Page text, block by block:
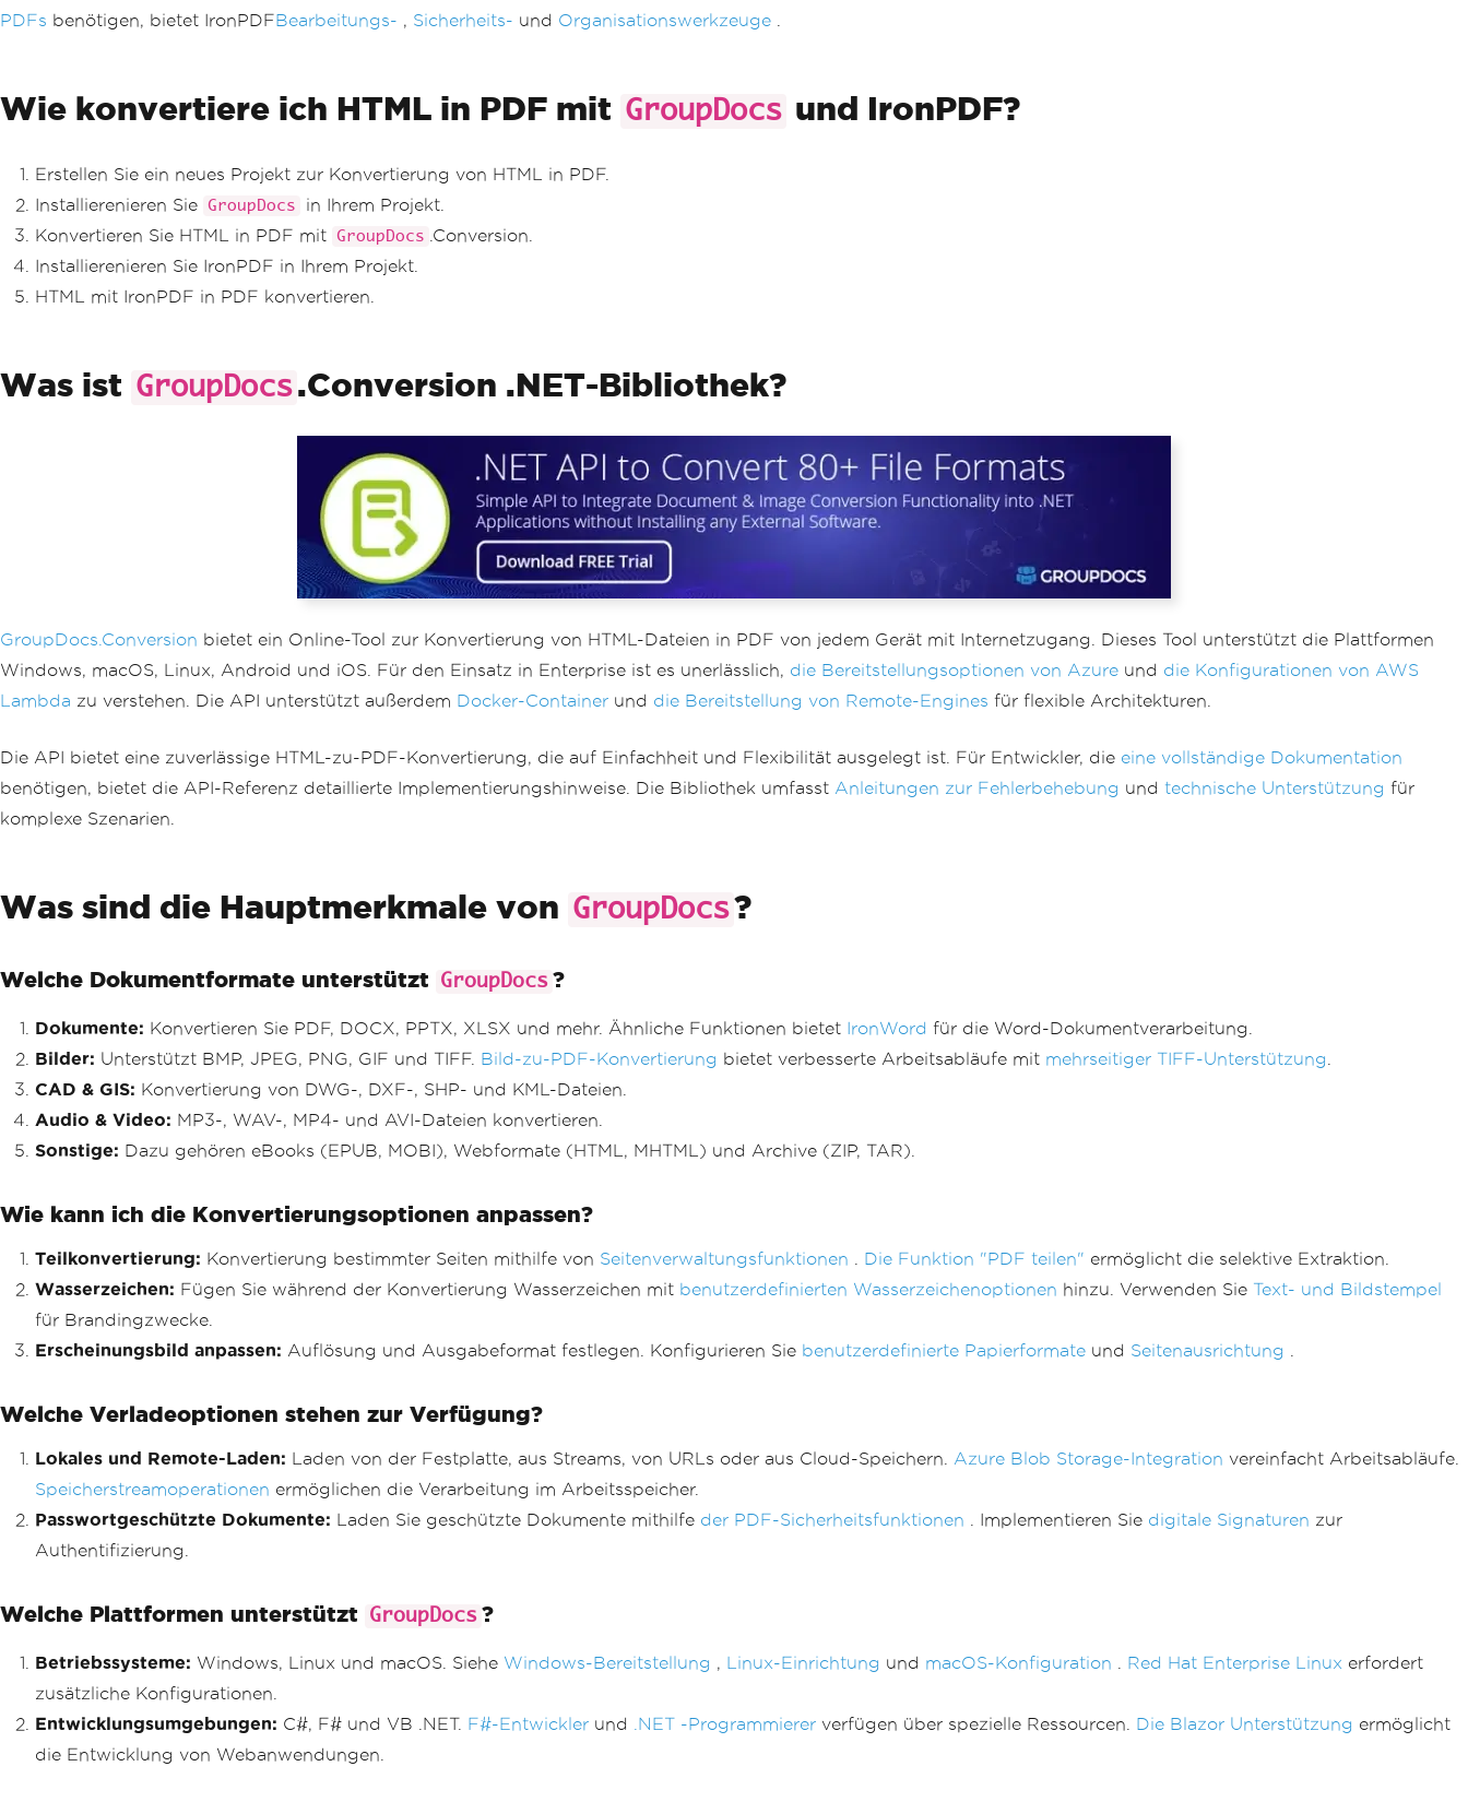
PDFs benötigen, bietet IronPDFBearbeitungs- , Sicherheits- und Organisationswerkzeuge
Wie konvertiere ich HTML in PDF mit GroupDocs und IronPDF?
Erstellen Sie ein neues Projekt zur Konvertierung von HTML in PDF.
Installierenieren Sie GroupDocs
in Ihrem Projekt.
Konvertieren Sie HTML in PDF mit GroupDocs .Conversion.
Installierenieren Sie IronPDF in Ihrem Projekt.
HTML mit IronPDF in PDF konvertieren.
Was ist GroupDocs.Conversion .NET-Bibliothek?
GroupDocs.Conversion bietet ein Online-Tool zur Konvertierung von HTML-Dateien in PDF von jedem Gerät mit Internetzugang. Dieses Tool unterstützt die Plattformen
Windows, macOS, Linux, Android und iOS. Für den Einsatz in Enterprise ist es unerlässlich, die Bereitstellungsoptionen von Azure und die Konfigurationen von AWS
Lambda zu verstehen. Die API unterstützt außerdem Docker-Container und die Bereitstellung von Remote-Engines für flexible Architekturen.
Die API bietet eine zuverlässige HTML-zu-PDF-Konvertierung, die auf Einfachheit und Flexibilität ausgelegt ist. Für Entwickler, die eine vollständige Dokumentation
benötigen, bietet die API-Referenz detaillierte Implementierungshinweise. Die Bibliothek umfasst Anleitungen zur Fehlerbehebung und technische Unterstützung für
komplexe Szenarien.
Was sind die Hauptmerkmale von GroupDocs?
Welche Dokumentformate unterstützt GroupDocs ?
Dokumente: Konvertieren Sie PDF, DOCX, PPTX, XLSX und mehr. Ähnliche Funktionen bietet IronWord für die Word-Dokumentverarbeitung.
Bilder: Unterstützt BMP, JPEG, PNG, GIF und TIFF. Bild-zu-PDF-Konvertierung bietet verbesserte Arbeitsabläufe mit mehrseitiger TIFF-Unterstützung
CAD & GIS: Konvertierung von DWG-, DXF-, SHP- und KML-Dateien.
Audio & Video: MP3-, WAV-, MP4- und AVI-Dateien konvertieren.
Sonstige: Dazu gehören eBooks (EPUB, MOBI), Webformate (HTML, MHTML) und Archive (ZIP, TAR).
Wie kann ich die Konvertierungsoptionen anpassen?
Teilkonvertierung: Konvertierung bestimmter Seiten mithilfe von Seitenverwaltungsfunktionen Die Funktion "PDF teilen" ermöglicht die selektive Extraktion.
Wasserzeichen: Fügen Sie während der Konvertierung Wasserzeichen mit benutzerdefinierten Wasserzeichenoptionen hinzu. Verwenden Sie Text- und Bildstempel
für Brandingzwecke.
Erscheinungsbild anpassen: Auflösung und Ausgabeformat festlegen. Konfigurieren Sie benutzerdefinierte Papierformate und Seitenausrichtung
Welche Verladeoptionen stehen zur Verfügung?
Lokales und Remote-Laden: Laden von der Festplatte, aus Streams, von URLs oder aus Cloud-Speichern. Azure Blob Storage-Integration vereinfacht Arbeitsabläufe.
Speicherstreamoperationen ermöglichen die Verarbeitung im Arbeitsspeicher.
Passwortgeschützte Dokumente: Laden Sie geschützte Dokumente mithilfe der PDF-Sicherheitsfunktionen . Implementieren Sie digitale Signaturen zur
Authentifizierung.
Welche Plattformen unterstützt GroupDocs ?
Betriebssysteme: Windows, Linux und macOS. Siehe Windows-Bereitstellung , Linux-Einrichtung und macOS-Konfiguration Red Hat Enterprise Linux erfordert
zusätzliche Konfigurationen.
Entwicklungsumgebungen: C#, F# und VB .NET. F#-Entwickler und .NET -Programmierer verfügen über spezielle Ressourcen. Die Blazor Unterstützung ermöglicht
die Entwicklung von Webanwendungen.